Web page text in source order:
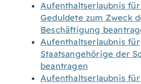
Aufenthaltserlaubnis
Geduldete zum Zweck
Beschäftigung
Aufenthaltserlaubnis für
Staatsangehörige der
beantragen
Aufenthaltserlaubnis